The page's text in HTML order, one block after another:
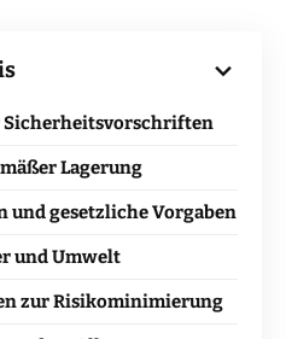
Sicherheitsvorschriften
Lagerung
gesetzliche Vorgaben
und Umwelt
zur Risikominimierung